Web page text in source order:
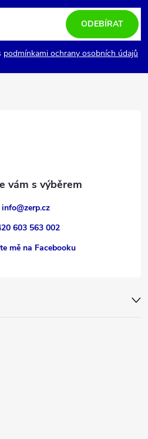
podmínkami ochrany osobních údajů
ODEBÍRAT
info@zerp.cz
603 563 002
mě na Facebooku